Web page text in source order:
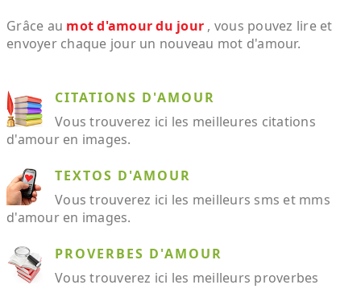
Grâce au mot d'amour du jour , vous pouvez lire et
envoyer chaque jour un nouveau mot d'amour.
CITATIONS D'AMOUR
Vous trouverez ici les meilleures citations
d'amour en images.
TEXTOS D'AMOUR
Vous trouverez ici les meilleurs sms et mms
d'amour en images.
PROVERBES D'AMOUR
Vous trouverez ici les meilleurs proverbes